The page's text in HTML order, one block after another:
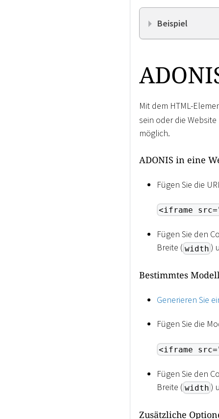
Beispiel
Mit dem HTML-
sein oder die
möglich.
ADONIS in eine
Fügen Sie die
<iframe
Fügen Sie den
Breite ( width )
Bestimmtes
Generieren Sie
Fügen Sie die
<iframe
Fügen Sie den
Breite ( width )
Zusätzliche